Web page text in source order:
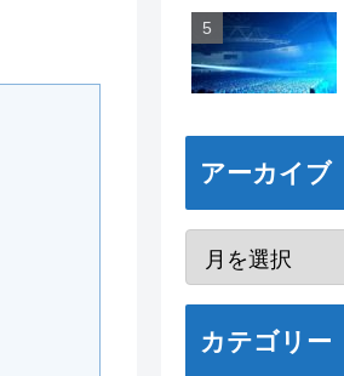
アーカイブ
カテゴリー